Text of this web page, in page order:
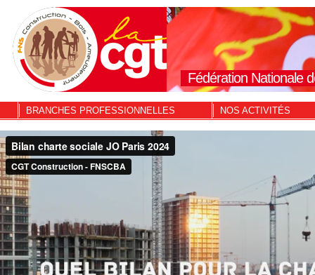
Fédération Nationale
BRANCHES PROFESSIONNELLES NOS ACTIVITÉS